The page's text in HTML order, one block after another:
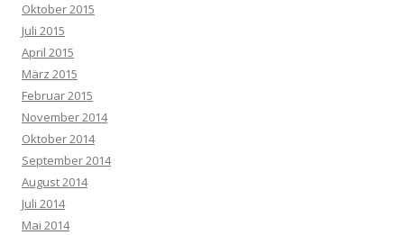
Oktober 2015
Juli 2015
April 2015
März 2015
Februar 2015
November 2014
Oktober 2014
September 2014
August 2014
Juli 2014
Mai 2014